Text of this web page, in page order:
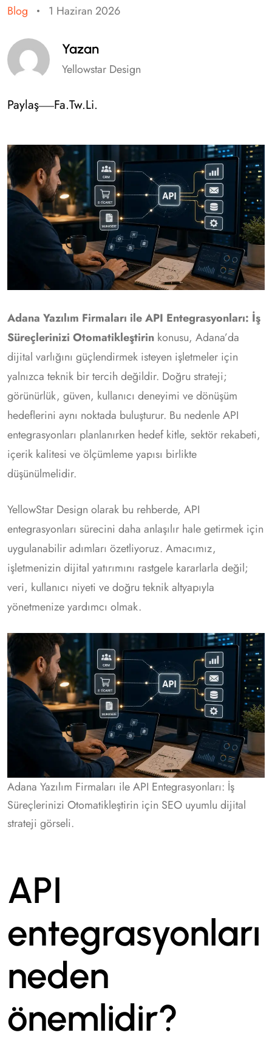
Blog 1 Haziran 2026
Yazan
Yellowstar Design
Paylaş Fa.Tw.Li.
Adana Yazılım Firmaları ile API Entegrasyonları: İş
Süreçlerinizi Otomatikleştirin konusu, Adana’da
dijital varlığını güçlendirmek isteyen işletmeler için
yalnızca teknik bir tercih değildir. Doğru strateji;
görünürlük, güven, kullanıcı deneyimi ve dönüşüm
hedeflerini aynı noktada buluşturur. Bu nedenle API
entegrasyonları planlanırken hedef kitle, sektör rekabeti,
içerik kalitesi ve ölçümleme yapısı birlikte
düşünülmelidir.
YellowStar Design olarak bu rehberde, API
entegrasyonları sürecini daha anlaşılır hale getirmek için
uygulanabilir adımları özetliyoruz. Amacımız,
işletmenizin dijital yatırımını rastgele kararlarla değil;
veri, kullanıcı niyeti ve doğru teknik altyapıyla
yönetmenize yardımcı olmak.
Adana Yazılım Firmaları ile API Entegrasyonları: İş
Süreçlerinizi Otomatikleştirin için SEO uyumlu dijital
strateji görseli.
API
entegrasyonları
neden
önemlidir?